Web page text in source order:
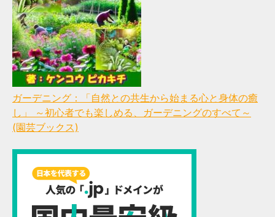
ガーデニング：「自然との共生から始まる心と身体の癒
し」 ～初心者でも楽しめる、ガーデニングのすべて～
(園芸ブックス)